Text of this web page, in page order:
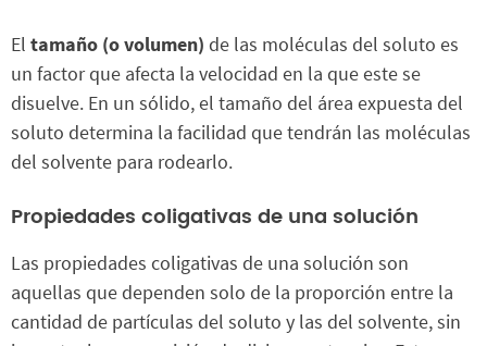
El tamaño (o volumen) de las moléculas del soluto es
un factor que afecta la velocidad en la que este se
disuelve. En un sólido, el tamaño del área expuesta del
soluto determina la facilidad que tendrán las moléculas
del solvente para rodearlo.
Propiedades coligativas de una solución
Las propiedades coligativas de una solución son
aquellas que dependen solo de la proporción entre la
cantidad de partículas del soluto y las del solvente, sin